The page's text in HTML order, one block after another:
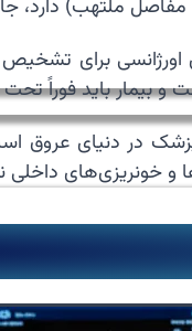
ملتهب) دارد،
اورژانسی برای
باید فوراً تحت
پزشک در دنیای
و خونریزی‌های